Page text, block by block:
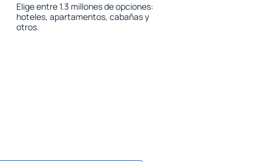
Elige entre 1.3 millones de opciones:
hoteles, apartamentos, cabañas y
otros.